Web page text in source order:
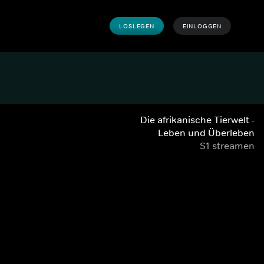
LOSLEGEN EINLOGGEN
Die afrikanische Tierwelt -
Leben und Überleben
S1 streamen